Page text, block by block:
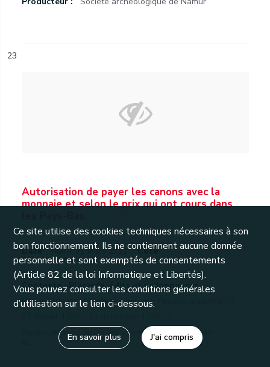
23
Autorisation de payer les canons avec la
monnaie et selon le prix qui ont cours dans
Date mardi 31 mars 1711
Cote
201809/01/01/01/21
Contexte : Placards, édits et ordonnances
Documents sous portefeuilles
Autorisation de payer les canons avec la monnaie
Ce site utilise des cookies techniques nécessaires à son
bon fonctionnement. Ils ne contiennent aucune donnée
personnelle et sont exemptés de consentements
(Article 82 de la loi Informatique et Libertés).
Vous pouvez consulter les conditions générales
d’utilisation sur le lien ci-dessous.
En savoir plus J'ai compris